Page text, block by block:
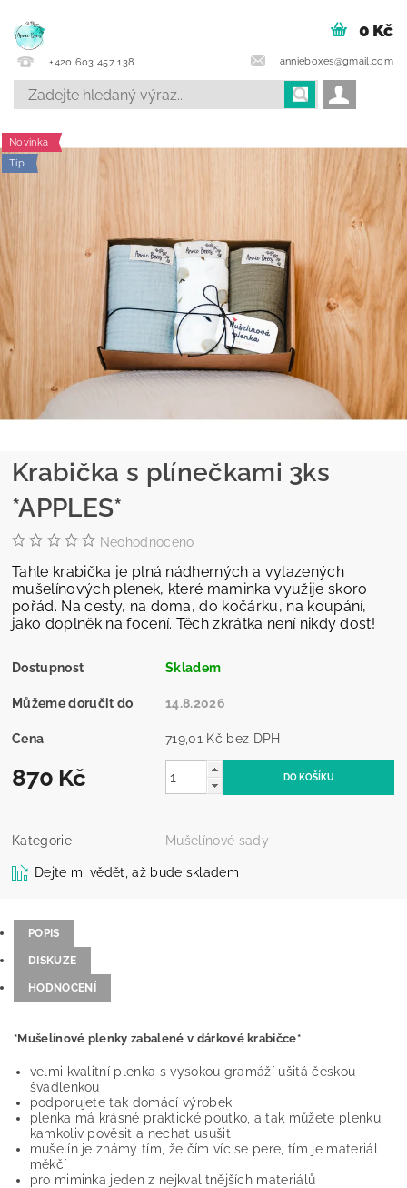
+420 603 457 138 annieboxes@gmail.com
0 Kč
Novinka
Tip
Krabička s plínečkami 3ks
*APPLES*
Neohodnoceno
Tahle krabička je plná nádherných a vylazených
mušelínových plenek, které maminka využije skoro
pořád. Na cesty, na doma, do kočárku, na koupání,
jako doplněk na focení. Těch zkrátka není nikdy dost!
Dostupnost Skladem
Můžeme doručit do 14.8.2026
Cena 719,01 Kč bez DPH
870 Kč
Kategorie Mušelínové sady
Dejte mi vědět, až bude skladem
POPIS
DISKUZE
HODNOCENÍ
*Mušelínové plenky zabalené v dárkové krabičce*
velmi kvalitní plenka s vysokou gramáží ušitá českou
švadlenkou
podporujete tak domácí výrobek
plenka má krásné praktické poutko, a tak můžete plenku
kamkoliv pověsit a nechat usušit
mušelín je známý tím, že čím víc se pere, tím je materiál
měkčí
pro miminka jeden z nejkvalitnějších materiálů